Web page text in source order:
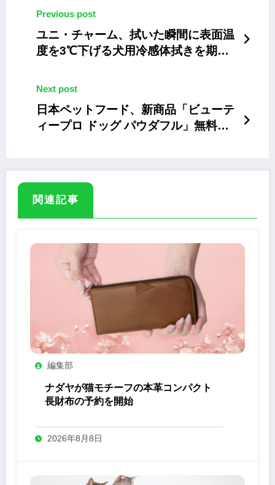
Previous post
ユニ・チャーム、拭いた瞬間に表面温
度を3℃下げる犬用冷感体拭きを期間
Next post
日本ペットフード、新商品「ビューテ
ィープロ ドッグ パウダフル」無料体
関連記事
編集部
ナダヤが猫モチーフの本革コンパクト
長財布の予約を開始
2026年8月8日